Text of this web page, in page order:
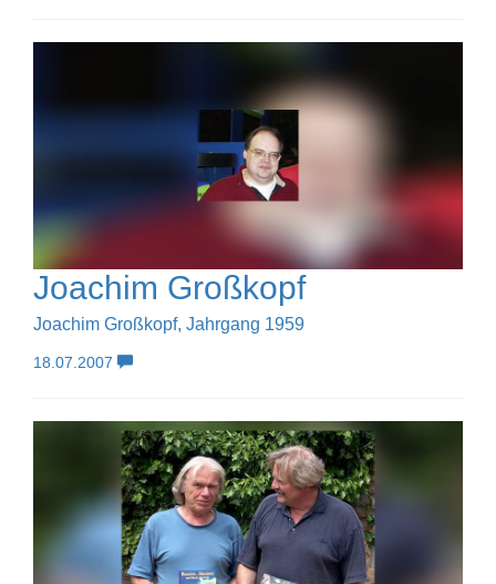
Joachim Großkopf
Joachim Großkopf, Jahrgang 1959
18.07.2007